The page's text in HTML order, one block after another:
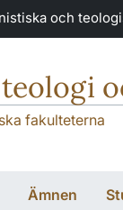
och
fakulteterna
Ämnen